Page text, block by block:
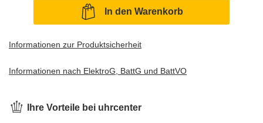
In den Warenkorb
Informationen zur Produktsicherheit
Informationen nach ElektroG, BattG und BattVO
Ihre Vorteile bei uhrcenter